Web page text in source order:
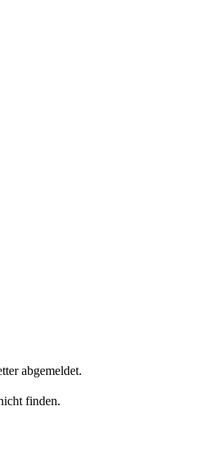
abgemeldet.
finden.